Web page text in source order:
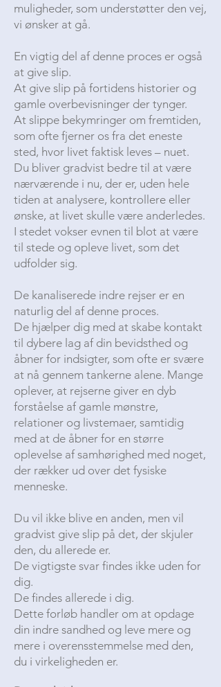
muligheder, som understøtter den vej,
vi ønsker at gå.
En vigtig del af denne proces er også
at give slip.
At give slip på fortidens historier og
gamle overbevisninger der tynger.
At slippe bekymringer om fremtiden,
som ofte fjerner os fra det eneste
sted, hvor livet faktisk leves – nuet.
Du bliver gradvist bedre til at være
nærværende i nu, der er, uden hele
tiden at analysere, kontrollere eller
ønske, at livet skulle være anderledes.
I stedet vokser evnen til blot at være
til stede og opleve livet, som det
udfolder sig.
De kanaliserede indre rejser er en
naturlig del af denne proces.
De hjælper dig med at skabe kontakt
til dybere lag af din bevidsthed og
åbner for indsigter, som ofte er svære
at nå gennem tankerne alene. Mange
oplever, at rejserne giver en dyb
forståelse af gamle mønstre,
relationer og livstemaer, samtidig
med at de åbner for en større
oplevelse af samhørighed med noget,
der rækker ud over det fysiske
menneske.
Du vil ikke blive en anden, men vil
gradvist give slip på det, der skjuler
den, du allerede er.
De vigtigste svar findes ikke uden for
dig.
De findes allerede i dig.
Dette forløb handler om at opdage
din indre sandhed og leve mere og
mere i overensstemmelse med den,
du i virkeligheden er.